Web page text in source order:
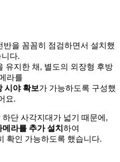
을 꼼꼼히 점검하면서 설치했
니다.
유지한 채, 별도의 외장형 후방
라를
시야 확보가 가능하도록 구성했
요.
단 사각지대가 넓기 때문에,
라를 추가 설치 하여
확인 가능하도록 했습니다.